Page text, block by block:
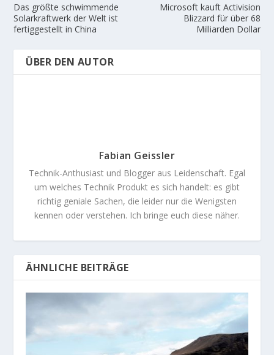
Das größte schwimmende
Solarkraftwerk der Welt ist
fertiggestellt in China
Microsoft kauft Activision
Blizzard für über 68
Milliarden Dollar
ÜBER DEN AUTOR
Fabian Geissler
Technik-Anthusiast und Blogger aus Leidenschaft. Egal
um welches Technik Produkt es sich handelt: es gibt
richtig geniale Sachen, die leider nur die Wenigsten
kennen oder verstehen. Ich bringe euch diese näher.
ÄHNLICHE BEITRÄGE